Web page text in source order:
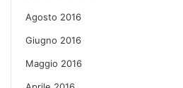
Agosto 2016
Giugno 2016
Maggio 2016